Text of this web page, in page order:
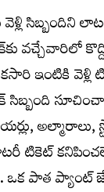
సిబ్బందిని
వచ్చేవారిలో
ఇంటికి
సిబ్బంది
టికెట్
ఒక పాత ప్యాంట్